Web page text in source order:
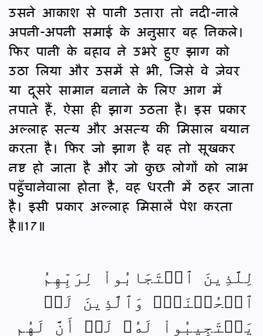
उसने आकाश से पानी उतारा तो नदी-नाले
अपनी-अपनी समाई के अनुसार बह निकले।
फिर पानी के बहाव ने उभरे हुए झाग को
उठा लिया और उसमें से भी, जिसे वे ज़ेवर
या दूसरे सामान बनाने के लिए आग में
तपाते हैं, ऐसा ही झाग उठता है। इस प्रकार
अल्लाह सत्य और असत्य की मिसाल बयान
करता है। फिर जो झाग है वह तो सूखकर
नष्ट हो जाता है और जो कुछ लोगों को लाभ
पहुँचानेवाला होता है, वह धरती में ठहर जाता
है। इसी प्रकार अल्लाह मिसालें पेश करता
है॥17॥
لِلَّذِينَ ٱسۡتَجَابُواْ لِرَبِّهِمُ
ٱلۡحُسۡنَىٰۚ وَٱلَّذِينَ لَمۡ
يَسۡتَجِيبُواْ لَهُۥ لَوۡ أَنَّ لَهُم